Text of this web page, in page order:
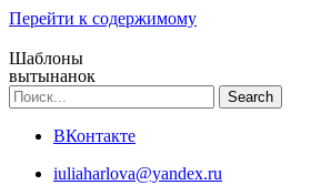
Перейти к содержимому
Шаблоны
вытынанок
Search
ВКонтакте
iuliaharlova@yandex.ru